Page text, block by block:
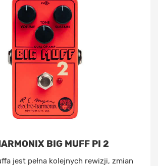
BIG MUFF PI 2
jest pełna kolejnych rewizji, zmian